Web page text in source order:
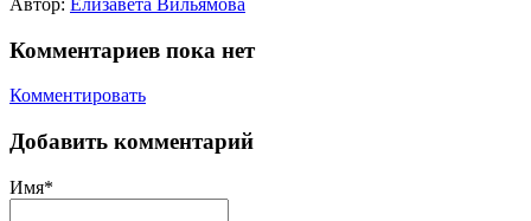
Комментариев пока нет
Комментировать
Добавить комментарий
Имя*